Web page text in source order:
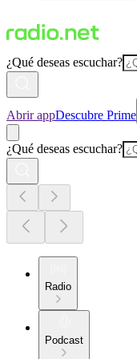
¿Qué deseas escuchar?
Abrir appDescubre Prime
¿Qué deseas escuchar?
Radio
Podcast